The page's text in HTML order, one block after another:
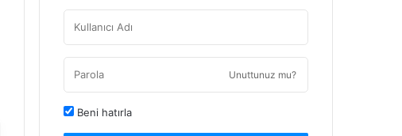
Unuttunuz mu?
Beni hatırla